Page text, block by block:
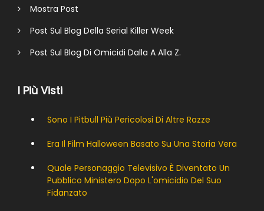
Mostra Post
Post Sul Blog Della Serial Killer Week
Post Sul Blog Di Omicidi Dalla A Alla Z.
I Più Visti
Sono I Pitbull Più Pericolosi Di Altre Razze
Era Il Film Halloween Basato Su Una Storia Vera
Quale Personaggio Televisivo È Diventato Un
Pubblico Ministero Dopo L'omicidio Del Suo
Fidanzato